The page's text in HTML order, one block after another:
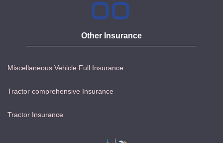
Other Insurance
Miscellaneous Vehicle Full Insurance
Tractor comprehensive Insurance
Tractor Insurance